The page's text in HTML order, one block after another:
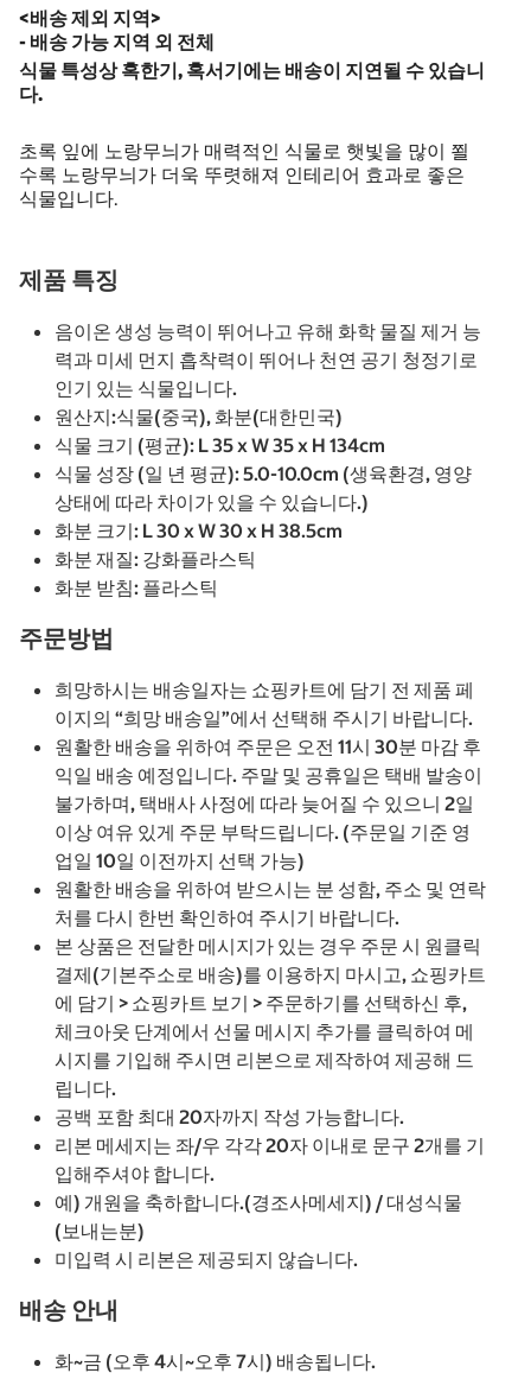
<배송 제외 지역>
- 배송 가능 지역 외 전체
식물 특성상 혹한기, 혹서기에는 배송이 지연될 수 있습니
다.
초록 잎에 노랑무늬가 매력적인 식물로 햇빛을 많이 쬘
수록 노랑무늬가 더욱 뚜렷해져 인테리어 효과로 좋은
식물입니다.
제품 특징
음이온 생성 능력이 뛰어나고 유해 화학 물질 제거 능
력과 미세 먼지 흡착력이 뛰어나 천연 공기 청정기로
인기 있는 식물입니다.
원산지:식물(중국), 화분(대한민국)
식물 크기 (평균): L 35 x W 35 x H 134cm
식물 성장 (일 년 평균): 5.0-10.0cm (생육환경, 영양
상태에 따라 차이가 있을 수 있습니다.)
화분 크기: L 30 x W 30 x H 38.5cm
화분 재질: 강화플라스틱
화분 받침: 플라스틱
주문방법
​희망하시는 배송일자는 쇼핑카트에 담기 전 제품 페
이지의 “희망 배송일”에서 선택해 주시기 바랍니다.
원활한 배송을 위하여 주문은 오전 11시 30분 마감 후
익일 배송 예정입니다. 주말 및 공휴일은 택배 발송이
불가하며, 택배사 사정에 따라 늦어질 수 있으니 2일
이상 여유 있게 주문 부탁드립니다. (주문일 기준 영
업일 10일 이전까지 선택 가능)
원활한 배송을 위하여 받으시는 분 성함, 주소 및 연락
처를 다시 한번 확인하여 주시기 바랍니다.
본 상품은 전달한 메시지가 있는 경우 주문 시 원클릭
결제(기본주소로 배송)를 이용하지 마시고, 쇼핑카트
에 담기 > 쇼핑카트 보기 > 주문하기를 선택하신 후,
체크아웃 단계에서 선물 메시지 추가를 클릭하여 메
시지를 기입해 주시면 리본으로 제작하여 제공해 드
립니다.
공백 포함 최대 20자까지 작성 가능합니다.
리본 메세지는 좌/우 각각 20자 이내로 문구 2개를 기
입해주셔야 합니다.
예) 개원을 축하합니다.(경조사메세지) / 대성식물
(보내는분)
미입력 시 리본은 제공되지 않습니다.
배송 안내
화~금 (오후 4시~오후 7시) 배송됩니다.